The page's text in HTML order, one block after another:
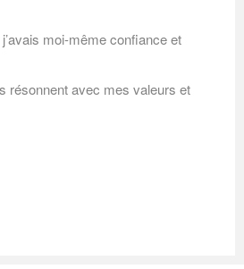
moi-même confiance et
résonnent avec mes valeurs et